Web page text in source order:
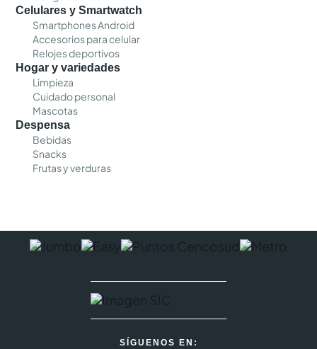
Celulares y Smartwatch
Smartphones Android
Accesorios para celular
Relojes deportivos
Hogar y variedades
Limpieza
Cuidado personal
Mascotas
Despensa
Bebidas
Snacks
Frutas y verduras
SÍGUENOS EN: